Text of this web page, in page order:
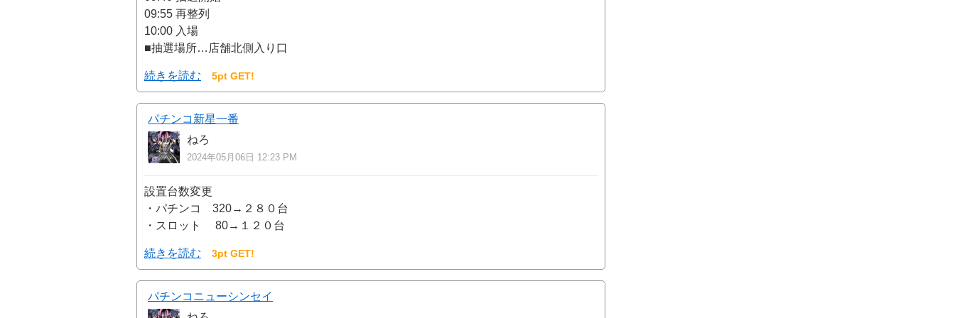
09:55 再整列
10:00 入場
■抽選場所…店舗北側入り口
続きを読む 5pt GET!
パチンコ新星一番
ねろ
2024年05月06日 12:23 PM
設置台数変更
・パチンコ 320→２８０台
・スロット 80→１２０台
続きを読む 3pt GET!
パチンコニューシンセイ